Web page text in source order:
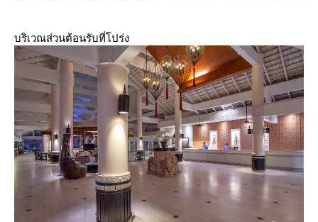
บริเวณส่วนต้อนรับที่โปร่ง